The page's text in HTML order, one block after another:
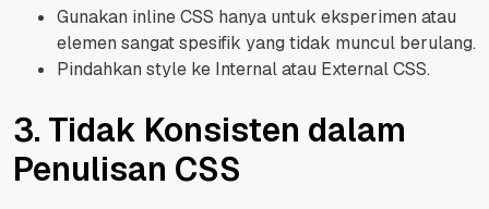
Gunakan inline CSS hanya untuk eksperimen atau
elemen sangat spesifik yang tidak muncul berulang.
Pindahkan style ke Internal atau External CSS.
3. Tidak Konsisten dalam
Penulisan CSS